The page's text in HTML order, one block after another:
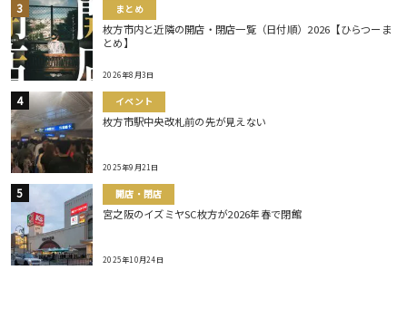
まとめ
枚方市内と近隣の開店・閉店一覧（日付順）2026【ひらつーま
とめ】
2026年8月3日
イベント
枚方市駅中央改札前の先が見えない
2025年9月21日
開店・閉店
宮之阪のイズミヤSC枚方が2026年春で閉館
2025年10月24日